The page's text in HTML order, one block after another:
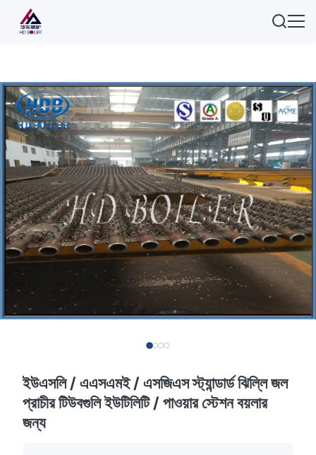
ইউএসলি / এএসএমই / এসজিএস স্ট্যান্ডার্ড ঝিল্লি জল
প্রাচীর টিউবগুলি ইউটিলিটি / পাওয়ার স্টেশন বয়লার
জন্য